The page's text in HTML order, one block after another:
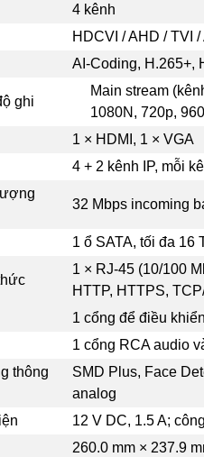
Động
Âm
có Màu Ban Đêm
có Màu Sắc Khi Ánh Sáng
Đêm Rõ Nét KBVISION
Hikvision
HIKVISION
HIKVISION
Trời HIKVISION
Xoay 360
4 kênh
HDCVI / AHD / TVI
AI‑Coding, H.265+,
ghi
Main stream
1080N, 720p,
1 × HDMI, 1 × VGA
4 + 2 kênh IP, mỗi
32 Mbps incoming
1 ổ SATA, tối đa 16
1 × RJ-45 (10/100
HTTP, HTTPS,
1 cổng để điều
1 cổng RCA audio
thông
SMD Plus, Face
analog
12 V DC, 1.5 A;
260.0 mm × 237.9